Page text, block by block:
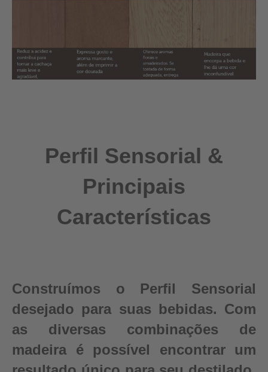
Perfil Sensorial &
Principais
Características
Construímos o Perfil Sensorial
desejado para suas bebidas. Com
as diversas combinações de
madeira é possível encontrar um